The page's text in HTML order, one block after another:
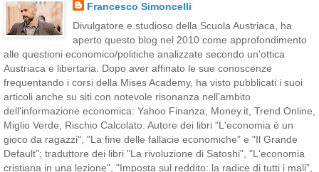
Francesco Simoncelli
Divulgatore e studioso della Scuola Austriaca, ha
aperto questo blog nel 2010 come approfondimento
alle questioni economico/politiche analizzate secondo un'ottica
Austriaca e libertaria. Dopo aver affinato le sue conoscenze
frequentando i corsi della Mises Academy, ha visto pubblicati i suoi
articoli anche su siti con notevole risonanza nell'ambito
dell'informazione economica: Yahoo Finanza, Money.it, Trend Online,
Miglio Verde, Rischio Calcolato. Autore dei libri "L'economia è un
gioco da ragazzi", "La fine delle fallacie economiche" e "Il Grande
Default"; traduttore dei libri "La rivoluzione di Satoshi", "L'economia
cristiana in una lezione", "Imposta sul reddito: la radice di tutti i mali",